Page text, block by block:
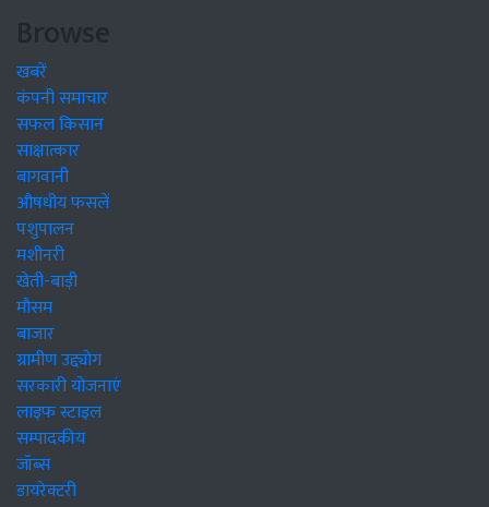
Browse
खबरें
कंपनी समाचार
सफल किसान
साक्षात्कार
बागवानी
औषधीय फसलें
पशुपालन
मशीनरी
खेती-बाड़ी
मौसम
बाजार
ग्रामीण उद्द्योग
सरकारी योजनाएं
लाइफ स्टाइल
सम्पादकीय
जॉब्स
डायरेक्टरी